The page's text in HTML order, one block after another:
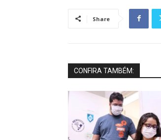
Share
CONFIRA TAMBÉM: